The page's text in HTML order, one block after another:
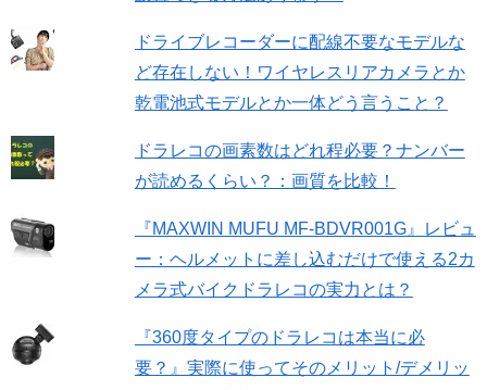
ドライブレコーダーに配線不要なモデルな
ど存在しない！ワイヤレスリアカメラとか
乾電池式モデルとか一体どう言うこと？
ドラレコの画素数はどれ程必要？ナンバー
が読めるくらい？：画質を比較！
『MAXWIN MUFU MF-BDVR001G』レビュ
ー：ヘルメットに差し込むだけで使える2カ
メラ式バイクドラレコの実力とは？
『360度タイプのドラレコは本当に必
要？』実際に使ってそのメリット/デメリッ